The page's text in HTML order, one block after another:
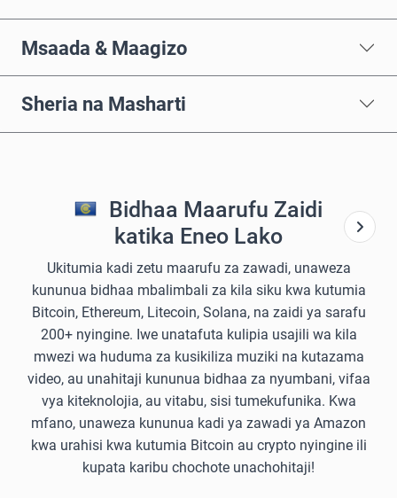
Msaada & Maagizo
Sheria na Masharti
Bidhaa Maarufu Zaidi
katika Eneo Lako
Ukitumia kadi zetu maarufu za zawadi, unaweza
kununua bidhaa mbalimbali za kila siku kwa kutumia
Bitcoin, Ethereum, Litecoin, Solana, na zaidi ya sarafu
200+ nyingine. Iwe unatafuta kulipia usajili wa kila
mwezi wa huduma za kusikiliza muziki na kutazama
video, au unahitaji kununua bidhaa za nyumbani, vifaa
vya kiteknolojia, au vitabu, sisi tumekufunika. Kwa
mfano, unaweza kununua kadi ya zawadi ya Amazon
kwa urahisi kwa kutumia Bitcoin au crypto nyingine ili
kupata karibu chochote unachohitaji!